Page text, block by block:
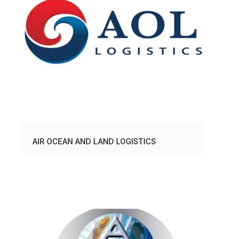
AIR OCEAN AND LAND LOGISTICS